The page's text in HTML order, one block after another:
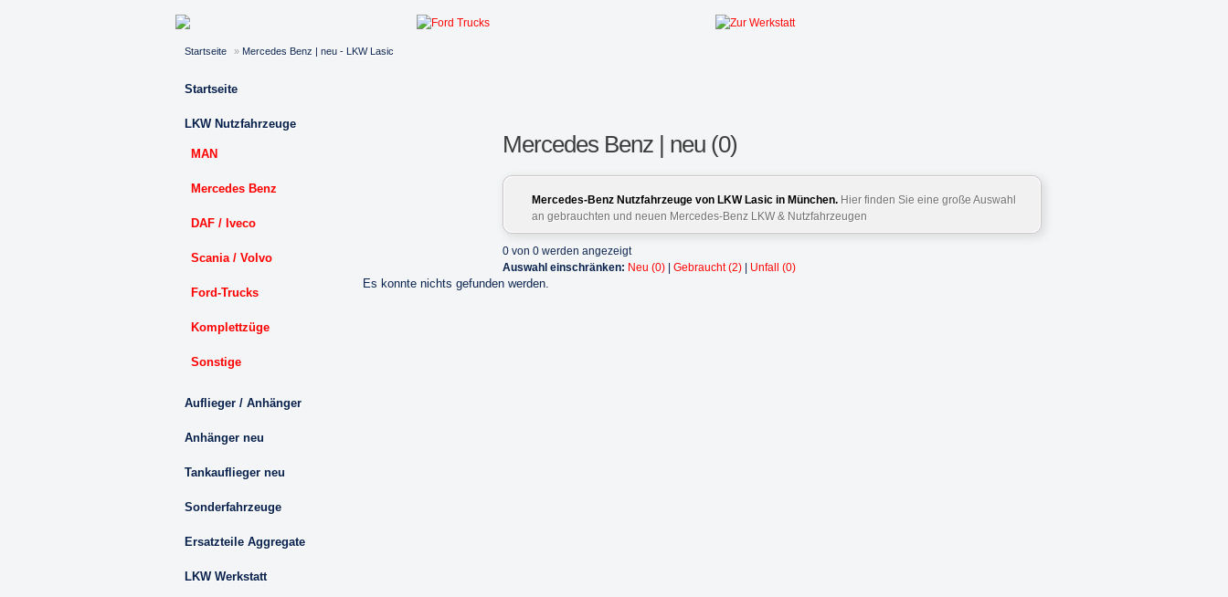
Startseite » Mercedes Benz | neu - LKW Lasic
Startseite
LKW Nutzfahrzeuge
MAN
Mercedes Benz
DAF / Iveco
Scania / Volvo
Ford-Trucks
Komplettzüge
Sonstige
Auflieger / Anhänger
Anhänger neu
Tankauflieger neu
Sonderfahrzeuge
Ersatzteile Aggregate
LKW Werkstatt
Mercedes Benz | neu (0)
Mercedes-Benz Nutzfahrzeuge von LKW Lasic in München. Hier finden Sie eine große Auswahl
an gebrauchten und neuen Mercedes-Benz LKW & Nutzfahrzeugen
0 von 0 werden angezeigt
Auswahl einschränken: Neu (0) Gebraucht (2) Unfall (0)
Es konnte nichts gefunden werden.